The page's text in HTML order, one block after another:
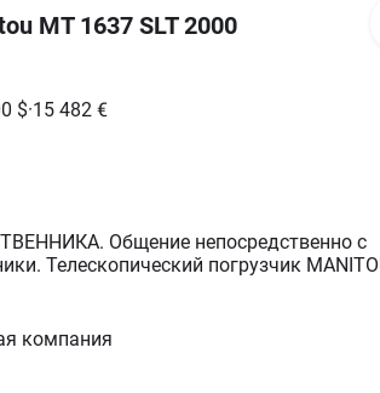
MT 1637 SLT 2000
$·15 482 €
Общение непосредственно с
Телескопический погрузчик
двигателя - 100 л.с. Наработка 9
грузоподъемность до 3700 кг.
горизонтальный вылет до
Работал до последнего. Без
компания